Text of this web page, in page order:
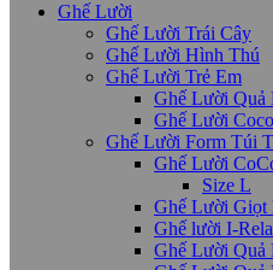
Ghế Lười
Ghế Lười Trái Cây
Ghế Lười Hình Thú
Ghế Lười Trẻ Em
Ghế Lười Quả
Ghế Lười
Ghế Lười Form Túi
Ghế Lười
Size L
Ghế Lười Giọt
Ghế lười I-
Ghế Lười Quả